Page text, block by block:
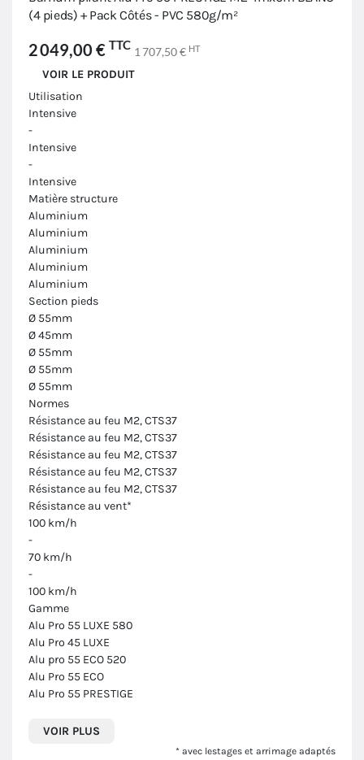
(4 pieds) + Pack Côtés - PVC 580g/m²
2 049,00 € TTC 1 707,50 € HT
VOIR LE PRODUIT
Utilisation
Intensive
-
Intensive
-
Intensive
Matière structure
Aluminium
Aluminium
Aluminium
Aluminium
Aluminium
Section pieds
Ø 55mm
Ø 45mm
Ø 55mm
Ø 55mm
Ø 55mm
Normes
Résistance au feu M2, CTS37
Résistance au feu M2, CTS37
Résistance au feu M2, CTS37
Résistance au feu M2, CTS37
Résistance au feu M2, CTS37
Résistance au vent*
100 km/h
-
70 km/h
-
100 km/h
Gamme
Alu Pro 55 LUXE 580
Alu Pro 45 LUXE
Alu pro 55 ECO 520
Alu Pro 55 ECO
Alu Pro 55 PRESTIGE
VOIR PLUS
* avec lestages et arrimage adaptés